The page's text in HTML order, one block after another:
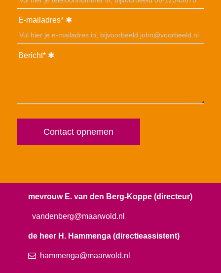
E-mailadres*
Bericht*
mevrouw E. van den Berg-Koppe (directeur)
vandenberg@maarwold.nl
de heer H. Hammenga (directieassistent)
hammenga@maarwold.nl